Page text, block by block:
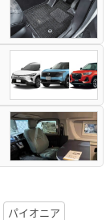
パイオニア